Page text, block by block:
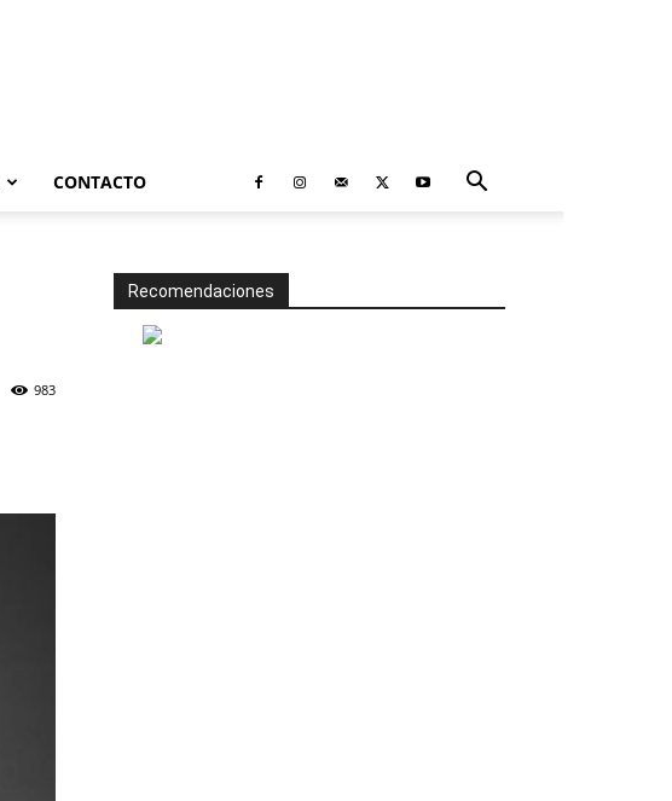
CONTACTO
983
Recomendaciones